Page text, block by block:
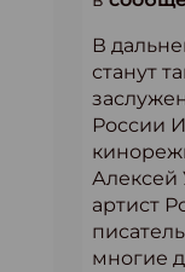
В
станут
России
Алексей
артист
многие